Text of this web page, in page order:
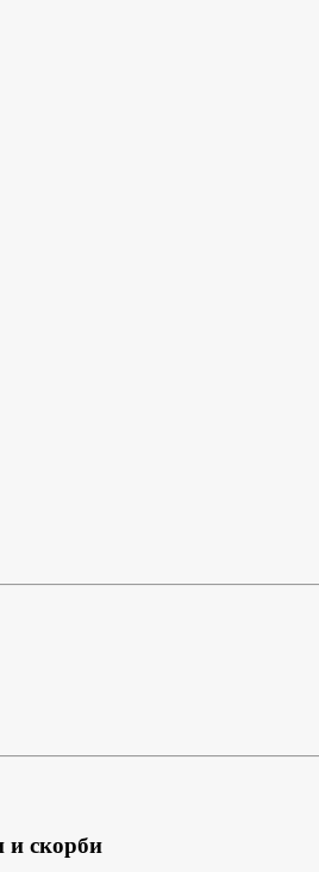
и скорби